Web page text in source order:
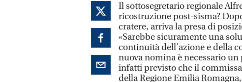
Il sottosegretario regionale
ricostruzione post-sisma?
cratere, arriva la presa di
«Sarebbe sicuramente una
continuità dell’azione e della
nuova nomina è necessario
infatti previsto che il
della Regione Emilia